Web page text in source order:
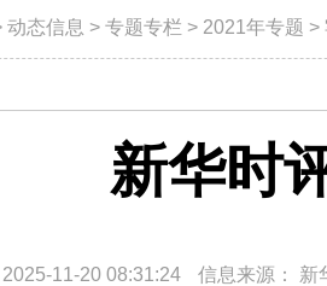
动态信息 > 专题专栏 > 2021年专题 >
新华时
2025-11-20 08:31:24 信息来源： 新